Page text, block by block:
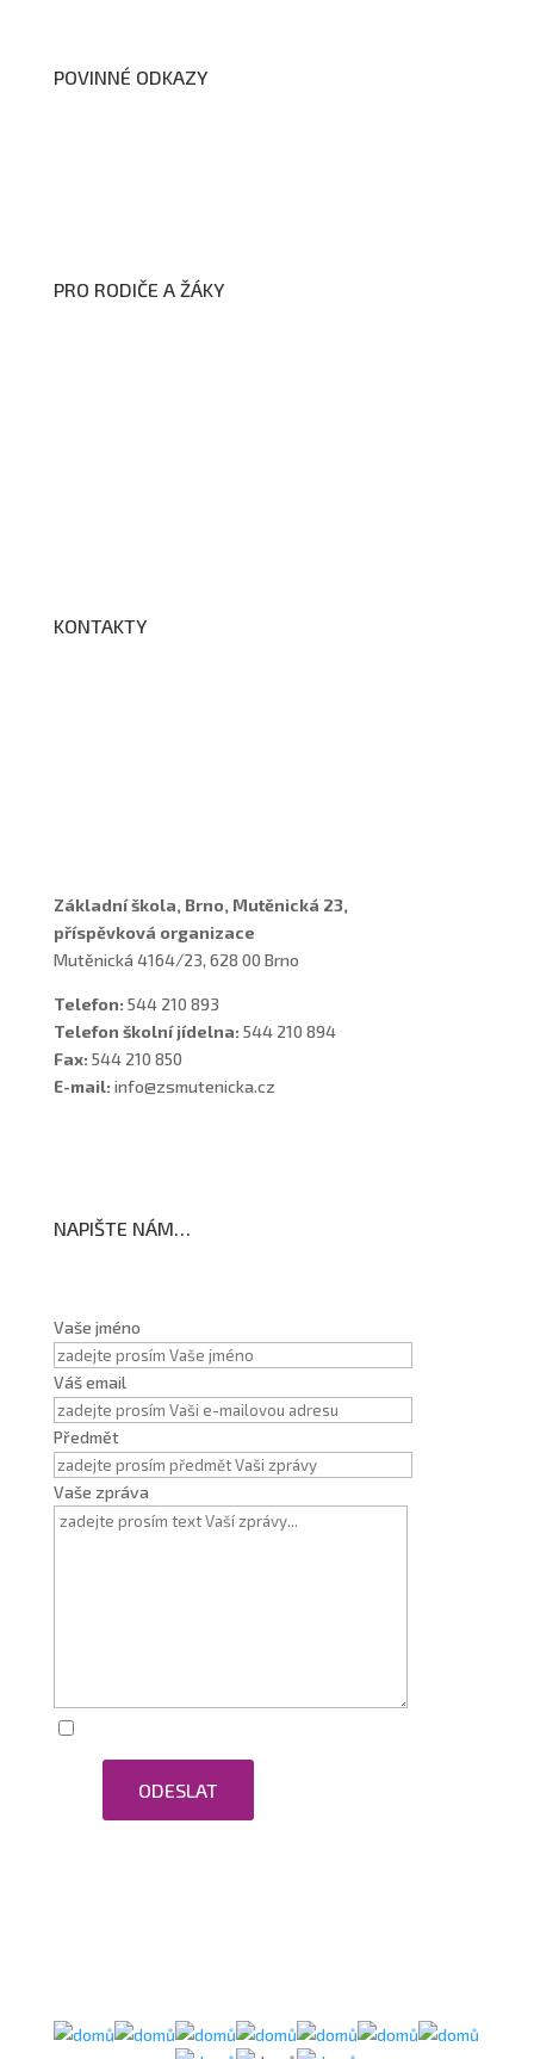
POVINNÉ ODKAZY
PRO RODIČE A ŽÁKY
KONTAKTY
Základní škola, Brno, Mutěnická 23,
příspěvková organizace
Mutěnická 4164/23, 628 00 Brno
Telefon: 544 210 893
Telefon školní jídelna: 544 210 894
Fax: 544 210 850
E-mail: info@zsmutenicka.cz
NAPIŠTE NÁM…
Vaše jméno
Váš email
Předmět
Vaše zpráva
ODESLAT